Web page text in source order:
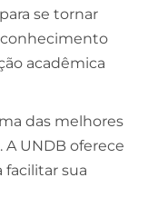
se tornar
acadêmica
das melhores
A UNDB oferece
facilitar sua